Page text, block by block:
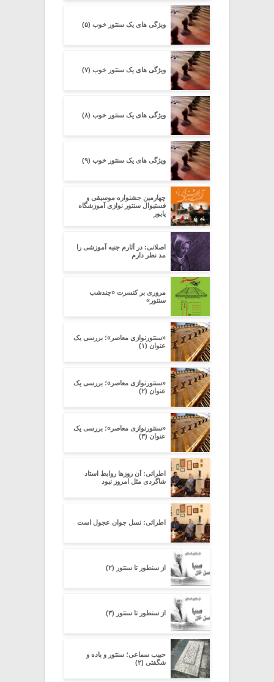
ویژگی های یک سنتور خوب (۵)
ویژگی های یک سنتور خوب (۷)
ویژگی های یک سنتور خوب (۸)
ویژگی های یک سنتور خوب (۹)
چهارمین جشنواره موسیقی و
فستیوال سنتور نوازی آموزشگاه
پایور
اصلانی: در آثارم جنبه آموزشی را
مد نظر دارم
مروری بر کنسرت «چند‌شب
سنتور»
«سنتورنوازی معاصر»؛ بررسی یک
عنوان (۱)
«سنتورنوازی معاصر»؛ بررسی یک
عنوان (۲)
«سنتورنوازی معاصر»؛ بررسی یک
عنوان (۳)
اطرائی: آن روزها روابط استاد
شاگردی مثل امروز نبود
اطرائی: نسل جوان عجول است
از سنطور تا سنتور (۲)
از سنطور تا سنتور (۳)
حبیب سماعی؛ سنتور و باده و
شگفتی (۲)